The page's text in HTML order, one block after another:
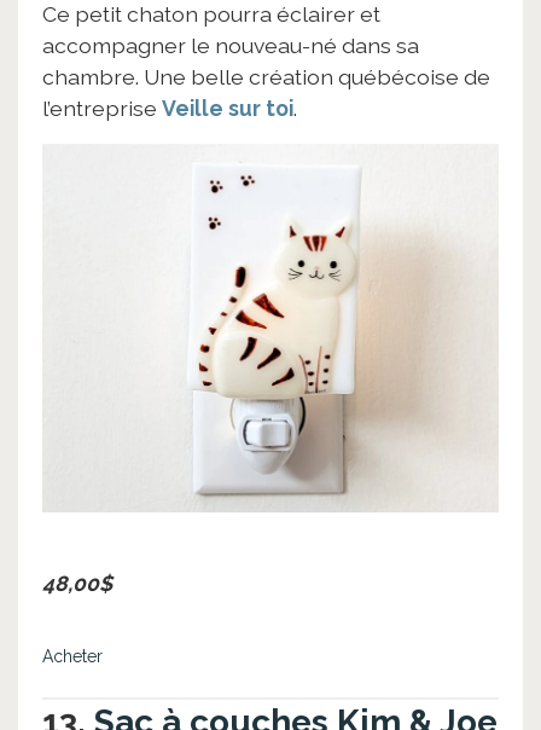
Ce petit chaton pourra éclairer et
accompagner le nouveau-né dans sa
chambre. Une belle création québécoise de
l’entreprise Veille sur toi.
48,00$
Acheter